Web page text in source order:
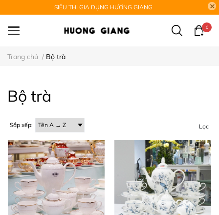
SIÊU THỊ GIA DỤNG HƯƠNG GIANG
0
Trang chủ / Bộ trà
Bộ trà
Sắp xếp: Lọc